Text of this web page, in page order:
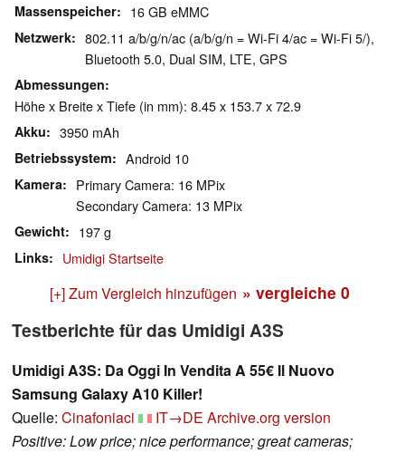
Massenspeicher 16 GB eMMC
Netzwerk
802.11 a/b/g/n/ac (a/b/g/n = Wi-Fi 4/ac = Wi-Fi 5/),
Bluetooth 5.0, Dual SIM, LTE, GPS
Abmessungen
Höhe x Breite x Tiefe (in mm): 8.45 x 153.7 x 72.9
Akku 3950 mAh
Betriebssystem Android 10
Kamera
Primary Camera: 16 MPix
Secondary Camera: 13 MPix
Gewicht 197 g
Links Umidigi Startseite
[+] Zum Vergleich hinzufügen » vergleiche 0
Testberichte für das Umidigi A3S
Umidigi A3S: Da Oggi In Vendita A 55€ Il Nuovo
Samsung Galaxy A10 Killer!
Quelle: Cinafoniaci IT→DE Archive.org version
Positive: Low price; nice performance; great cameras;